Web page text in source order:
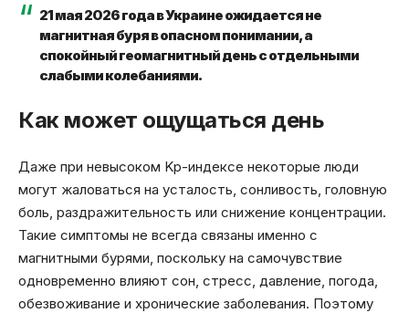
21 мая 2026 года в Украине ожидается не
магнитная буря в опасном понимании, а
спокойный геомагнитный день с отдельными
слабыми колебаниями.
Как может ощущаться день
Даже при невысоком Kp-индексе некоторые люди
могут жаловаться на усталость, сонливость, головную
боль, раздражительность или снижение концентрации.
Такие симптомы не всегда связаны именно с
магнитными бурями, поскольку на самочувствие
одновременно влияют сон, стресс, давление, погода,
обезвоживание и хронические заболевания. Поэтому